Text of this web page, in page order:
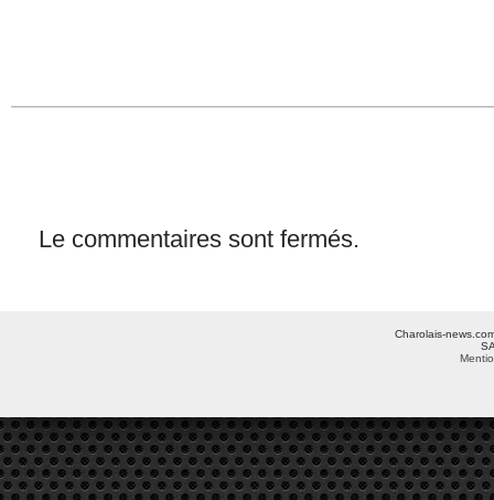
Le commentaires sont fermés.
Charolais-